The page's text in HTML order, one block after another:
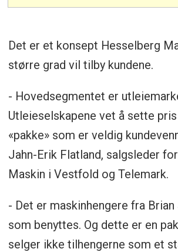
Det er et konsept Hesselberg
større grad vil tilby kundene.
- Hovedsegmentet er
Utleieselskapene vet å sette
«pakke» som er veldig
Jahn-Erik Flatland, salgsleder
Maskin i Vestfold og Telemark.
- Det er maskinhengere fra
som benyttes. Og dette er en
selger ikke tilhengerne som et